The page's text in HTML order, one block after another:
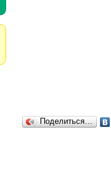
Поделиться…